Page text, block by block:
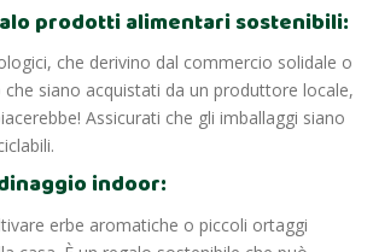
prodotti alimentari sostenibili:
che derivino dal commercio solidale o
che siano acquistati da un produttore locale,
Assicurati che gli imballaggi siano
indoor:
erbe aromatiche o piccoli ortaggi